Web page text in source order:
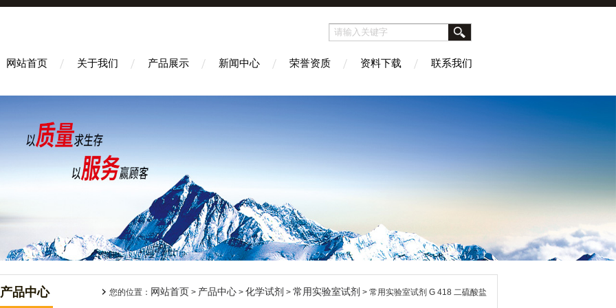
网站首页 关于我们 产品展示 新闻中心 荣誉资质 资料下载 联系我们
产品中心 您的位置： 网站首页 > 产品中心 > 化学试剂 > 常用实验室试剂 > 常用实验室试剂 G 418 二硫酸盐